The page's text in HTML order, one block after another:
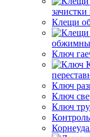
Клещи
Ключ
Ключ
Ключ
Ключ